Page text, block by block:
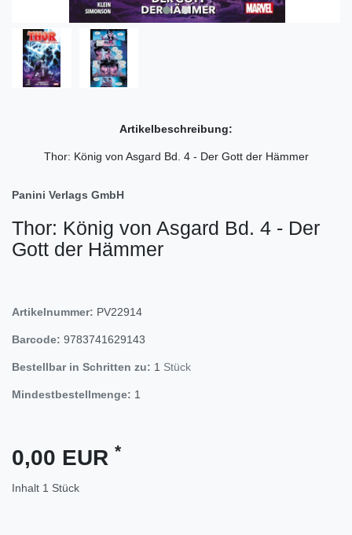
Artikelbeschreibung:
Thor: König von Asgard Bd. 4 - Der Gott der Hämmer
Panini Verlags GmbH
Thor: König von Asgard Bd. 4 - Der
Gott der Hämmer
Artikelnummer: PV22914
Barcode: 9783741629143
Bestellbar in Schritten zu: 1 Stück
Mindestbestellmenge: 1
0,00 EUR *
Inhalt 1 Stück